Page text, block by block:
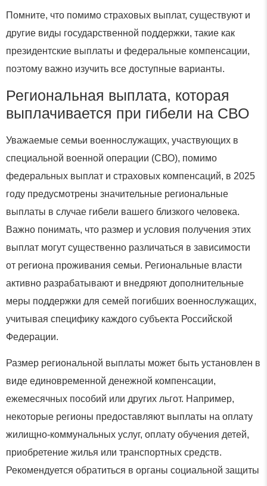
Помните, что помимо страховых выплат, существуют и
другие виды государственной поддержки, такие как
президентские выплаты и федеральные компенсации,
поэтому важно изучить все доступные варианты.
Региональная выплата, которая
выплачивается при гибели на СВО
Уважаемые семьи военнослужащих, участвующих в
специальной военной операции (СВО), помимо
федеральных выплат и страховых компенсаций, в 2025
году предусмотрены значительные региональные
выплаты в случае гибели вашего близкого человека.
Важно понимать, что размер и условия получения этих
выплат могут существенно различаться в зависимости
от региона проживания семьи. Региональные власти
активно разрабатывают и внедряют дополнительные
меры поддержки для семей погибших военнослужащих,
учитывая специфику каждого субъекта Российской
Федерации.
Размер региональной выплаты может быть установлен в
виде единовременной денежной компенсации,
ежемесячных пособий или других льгот. Например,
некоторые регионы предоставляют выплаты на оплату
жилищно-коммунальных услуг, оплату обучения детей,
приобретение жилья или транспортных средств.
Рекомендуется обратиться в органы социальной защиты